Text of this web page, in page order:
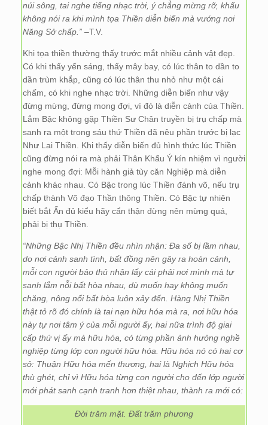
núi sông, tai nghe tiếng nhạc trời, ý chẳng mừng rỡ, khẩu
không nói ra khi mình tọa Thiền diễn biến mà vướng nơi
Năng Sở chấp.” –T.V.
Khi tọa thiền thường thấy trước mắt nhiều cảnh vật đẹp.
Có khi thấy yến sáng, thấy mây bay, có lúc thân to dần to
dần trùm khắp, cũng có lúc thân thu nhỏ như một cái
chấm, có khi nghe nhạc trời. Những diễn biến như vậy
đừng mừng, đừng mong đợi, vì đó là diễn cảnh của Thiền.
Lắm Bậc không gặp Thiền Sư Chân truyền bị trụ chấp mà
sanh ra một trong sáu thứ Thiền đã nêu phần trước bị lạc
Như Lai Thiền. Khi thấy diễn biến đủ hình thức lúc Thiền
cũng đừng nói ra mà phải Thân Khẩu Ý kín nhiệm vì người
nghe mong đợi: Mỗi hành giả tùy căn Nghiệp mà diễn
cảnh khác nhau. Có Bậc trong lúc Thiền đánh võ, nếu trụ
chấp thành Võ đạo Thần thông Thiền. Có Bậc tự nhiên
biết bắt Ấn đủ kiểu hãy cẩn thận đừng nên mừng quá,
phải bị thụ Thiền.
“Những Bậc Nhị Thiền đều nhìn nhận: Đa số bị lầm nhau,
do nơi cảnh sanh tình, bất đồng nên gây ra hoàn cảnh,
mỗi con người bảo thủ nhận lấy cái phải nơi mình mà tự
sanh lắm nỗi bất hòa nhau, dù muốn hay không muốn
chăng, nông nổi bất hòa luôn xảy đến. Hàng Nhị Thiền
thật tỏ rõ đó chính là tai nạn hữu hóa mà ra, nơi hữu hóa
này tự nơi tâm ý của mỗi người ấy, hai nữa trình độ giai
cấp thứ vị ấy mà hữu hóa, có từng phần ảnh hưởng nghề
nghiệp từng lớp con người hữu hóa. Hữu hóa nó có hai cơ
sở: Thuận Hữu hóa mến thương, hai là Nghịch Hữu hóa
thù ghét, chỉ vì Hữu hóa từng con người cho đến lớp người
mới phát sanh cạnh tranh hơn thiệt nhau, thành ra mới có:
Đời trăm mặt. Đất trăm phương